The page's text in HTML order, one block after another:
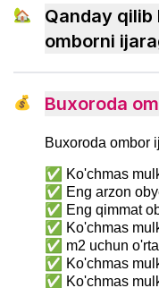
xavotirlardan
tezroq ko‘nikish
🏡
Qanday qilib
omborni
💰 Buxoroda
Buxoroda ombor
✅ Ko'chmas
✅ Eng arzon
✅ Eng qimmat
✅ Ko'chmas
✅ m2 uchun
✅ Ko'chmas
✅ Ko'chmas